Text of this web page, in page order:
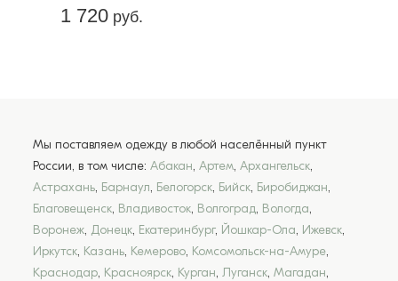
1 720 руб.
Мы поставляем одежду в любой населённый пункт
России, в том числе: Абакан, Артем, Архангельск,
Астрахань, Барнаул, Белогорск, Бийск, Биробиджан,
Благовещенск, Владивосток, Волгоград, Вологда,
Воронеж, Донецк, Екатеринбург, Йошкар-Ола, Ижевск,
Иркутск, Казань, Кемерово, Комсомольск-на-Амуре,
Краснодар, Красноярск, Курган, Луганск, Магадан,